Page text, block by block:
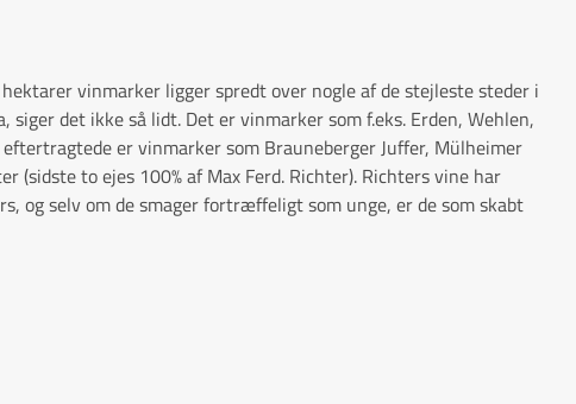
vinmarker ligger spredt over nogle af de stejleste steder i
det ikke så lidt. Det er vinmarker som f.eks. Erden, Wehlen,
er vinmarker som Brauneberger Juffer, Mülheimer
(sidste to ejes 100% af Max Ferd. Richter). Richters vine har
og selv om de smager fortræffeligt som unge, er de som skabt